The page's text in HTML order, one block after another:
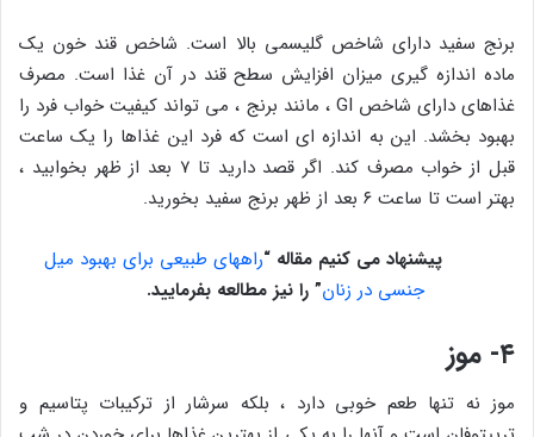
برنج سفید دارای شاخص گلیسمی بالا است. شاخص قند خون یک
ماده اندازه گیری میزان افزایش سطح قند در آن غذا است. مصرف
غذاهای دارای شاخص GI ، مانند برنج ، می تواند کیفیت خواب فرد را
بهبود بخشد. این به اندازه ای است که فرد این غذاها را یک ساعت
قبل از خواب مصرف کند. اگر قصد دارید تا ۷ بعد از ظهر بخوابید ،
بهتر است تا ساعت ۶ بعد از ظهر برنج سفید بخورید.
پیشنهاد می کنیم مقاله “راههای طبیعی برای بهبود میل
جنسی در زنان” را نیز مطالعه بفرمایید.
۴- موز
موز نه تنها طعم خوبی دارد ، بلکه سرشار از ترکیبات پتاسیم و